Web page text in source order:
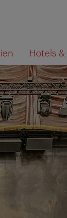
Hotels
anzeigen